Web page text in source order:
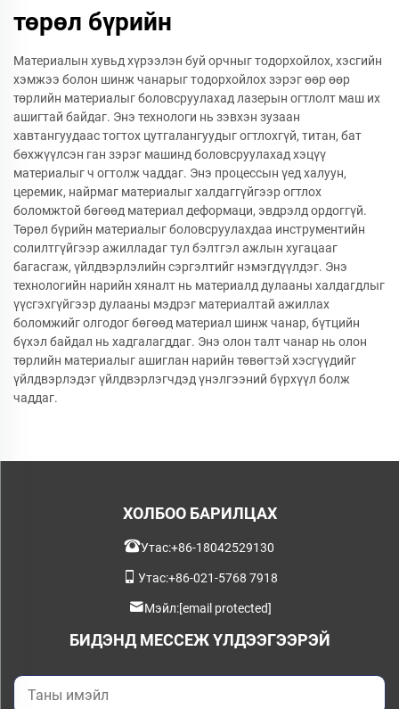
төрөл бүрийн
Материалын хувьд хүрээлэн буй орчныг тодорхойлох, хэсгийн
хэмжээ болон шинж чанарыг тодорхойлох зэрэг өөр өөр
төрлийн материалыг боловсруулахад лазерын огтлолт маш их
ашигтай байдаг. Энэ технологи нь зэвхэн зузаан
хавтангуудаас тогтох цутгалангуудыг огтлохгүй, титан, бат
бөхжүүлсэн ган зэрэг машинд боловсруулахад хэцүү
материалыг ч огтолж чаддаг. Энэ процессын үед халуун,
церемик, найрмаг материалыг халдаггүйгээр огтлох
боломжтой бөгөөд материал деформаци, эвдрэлд ордоггүй.
Төрөл бүрийн материалыг боловсруулахдаа инструментийн
солилтгүйгээр ажилладаг тул бэлтгэл ажлын хугацааг
багасгаж, үйлдвэрлэлийн сэргэлтийг нэмэгдүүлдэг. Энэ
технологийн нарийн хяналт нь материалд дулааны халдагдлыг
үүсгэхгүйгээр дулааны мэдрэг материалтай ажиллах
боломжийг олгодог бөгөөд материал шинж чанар, бүтцийн
бүхэл байдал нь хадгалагддаг. Энэ олон талт чанар нь олон
төрлийн материалыг ашиглан нарийн төвөгтэй хэсгүүдийг
үйлдвэрлэдэг үйлдвэрлэгчдэд үнэлгээний бүрхүүл болж
чаддаг.
ХОЛБОО БАРИЛЦАХ
Утас:+86-18042529130
Утас:+86-021-5768 7918
Мэйл:[email protected]
БИДЭНД МЕССЕЖ ҮЛДЭЭГЭЭРЭЙ